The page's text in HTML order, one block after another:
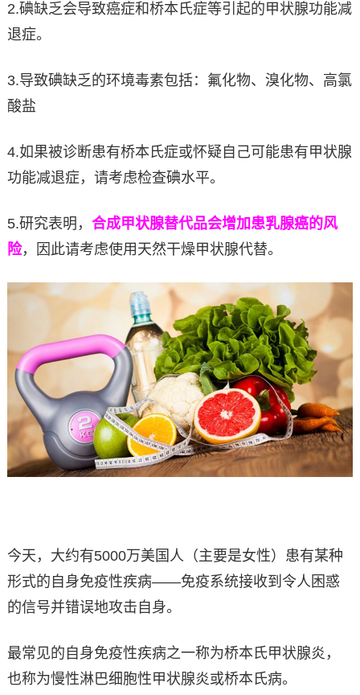
2.碘缺乏会导致癌症和桥本氏症等引起的甲状腺功能减
退症。
3.导致碘缺乏的环境毒素包括：氟化物、溴化物、高氯
酸盐
4.如果被诊断患有桥本氏症或怀疑自己可能患有甲状腺
功能减退症，请考虑检查碘水平。
5.研究表明， 合成甲状腺替代品会增加患乳腺癌的风
险，因此请考虑使用天然干燥甲状腺代替。
今天，大约有5000万美国人（主要是女性）患有某种
形式的自身免疫性疾病——免疫系统接收到令人困惑
的信号并错误地攻击自身。
最常见的自身免疫性疾病之一称为桥本氏甲状腺炎，
也称为慢性淋巴细胞性甲状腺炎或桥本氏病。